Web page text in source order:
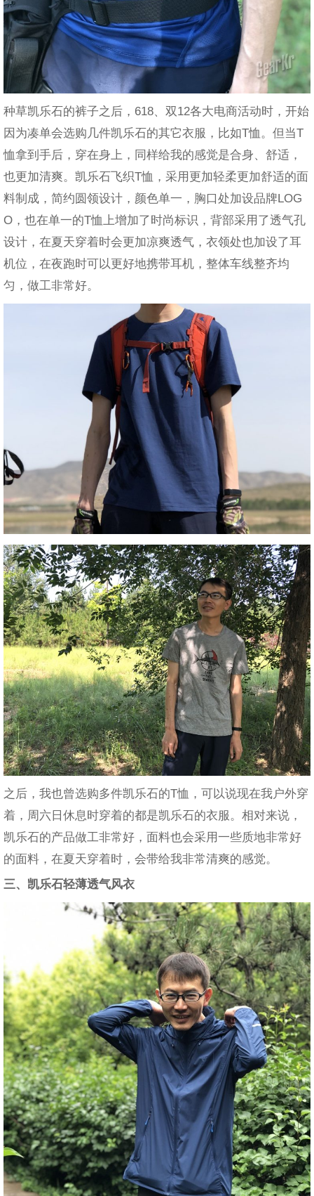
种草凯乐石的裤子之后，618、双12各大电商活动时，开始
因为凑单会选购几件凯乐石的其它衣服，比如T恤。但当T
恤拿到手后，穿在身上，同样给我的感觉是合身、舒适，
也更加清爽。 凯乐石飞织T恤，采用更加轻柔更加舒适的面
料制成，简约圆领设计，颜色单一，胸口处加设品牌LOG
O，也在单一的T恤上增加了时尚标识，背部采用了透气孔
设计，在夏天穿着时会更加凉爽透气，衣领处也加设了耳
机位，在夜跑时可以更好地携带耳机，整体车线整齐均
匀，做工非常好。
之后，我也曾选购多件凯乐石的T恤，可以说现在我户外穿
着，周六日休息时穿着的都是凯乐石的衣服。相对来说，
凯乐石的产品做工非常好，面料也会采用一些质地非常好
的面料，在夏天穿着时，会带给我非常清爽的感觉。
三、凯乐石轻薄透气风衣